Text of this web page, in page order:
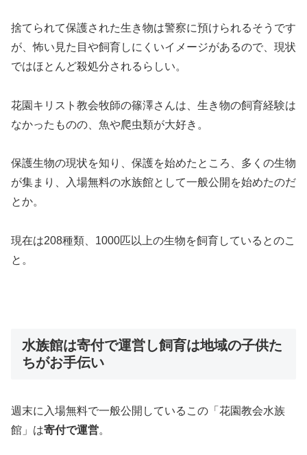
捨てられて保護された生き物は警察に預けられるそうです
が、怖い見た目や飼育しにくいイメージがあるので、現状
ではほとんど殺処分されるらしい。
花園キリスト教会牧師の篠澤さんは、生き物の飼育経験は
なかったものの、魚や爬虫類が大好き。
保護生物の現状を知り、保護を始めたところ、多くの生物
が集まり、入場無料の水族館として一般公開を始めたのだ
とか。
現在は208種類、1000匹以上の生物を飼育しているとのこ
と。
水族館は寄付で運営し飼育は地域の子供た
ちがお手伝い
週末に入場無料で一般公開しているこの「花園教会水族
館」は寄付で運営。